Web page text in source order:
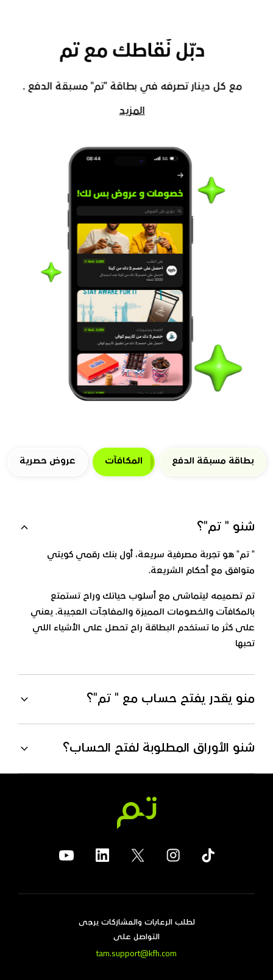
دبّل نُقاطك مع تم
مع كل دينار تصرفه في بطاقة "تم" مسبقة الدفع .
المزيد
بطاقة مسبقة الدفع المكافآت عروض حصرية
شنو " تم"؟
" تم" هو تجربة مصرفية سريعة، أول بنك رقمي كويتي
متوافق مع أحكام الشريعة.
تم تصميمه ليتماشى مع أسلوب حياتك وراح تستمتع
بالمكافآت والخصومات المميزة والمفاجآت العجيبة. يعني
على كثر ما تستخدم البطاقة راح تحصل على الأشياء اللي
تحبها
منو يقدر يفتح حساب مع " تم"؟
شنو الأوراق المطلوبة لفتح الحساب؟
لطلب الرعايات والمشاركات يرجى
التواصل على
tam.support@kfh.com